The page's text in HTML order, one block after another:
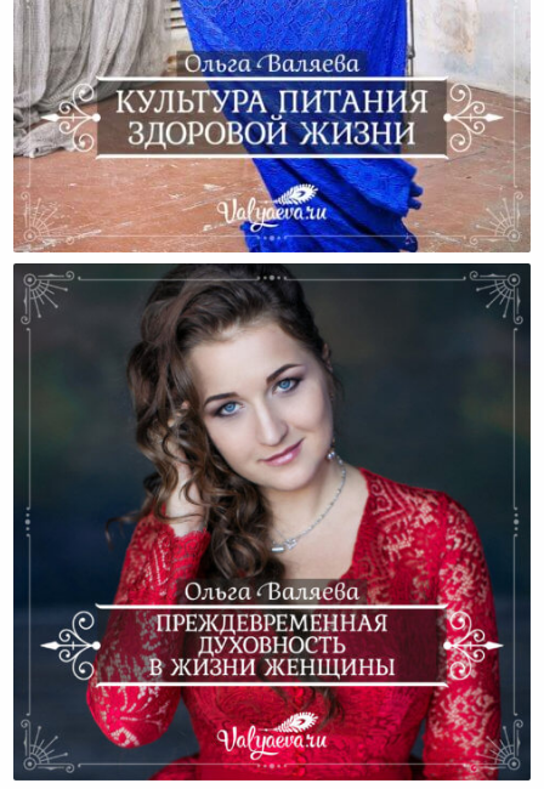
Культура Питания Здоровой Жизни
Преждевременная Духовность В Жизни Женщины